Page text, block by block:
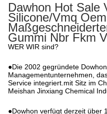
Dawhon Hot Sale
Silicone/Vmq
Gummi Nbr Fkm
WER WIR sind?
●Die 2002 gegründete
Managementunternehmen,
Service integriert.mit Sitz im
Meishan Jinxiang Chemical
●Dowhon verfügt derzeit über